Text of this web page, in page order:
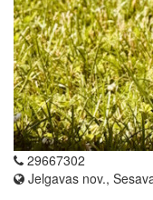
29667302
Jelgavas nov.,